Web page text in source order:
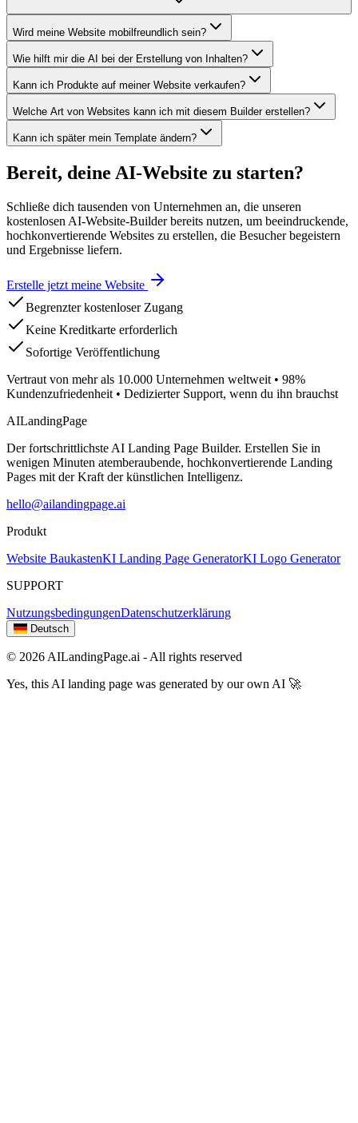
Wird meine Website mobilfreundlich sein?
Wie hilft mir die AI bei der Erstellung von Inhalten?
Kann ich Produkte auf meiner Website verkaufen?
Welche Art von Websites kann ich mit diesem Builder erstellen?
Kann ich später mein Template ändern?
Bereit, deine AI-Website zu starten?
Schließe dich tausenden von Unternehmen an, die unseren
kostenlosen AI-Website-Builder bereits nutzen, um beeindruckende,
hochkonvertierende Websites zu erstellen, die Besucher begeistern
und Ergebnisse liefern.
Erstelle jetzt meine Website
Begrenzter kostenloser Zugang
Keine Kreditkarte erforderlich
Sofortige Veröffentlichung
Vertraut von mehr als 10.000 Unternehmen weltweit • 98%
Kundenzufriedenheit • Dedizierter Support, wenn du ihn brauchst
AILandingPage
Der fortschrittlichste AI Landing Page Builder. Erstellen Sie in
wenigen Minuten atemberaubende, hochkonvertierende Landing
Pages mit der Kraft der künstlichen Intelligenz.
hello@ailandingpage.ai
Produkt
Website BaukastenKI Landing Page GeneratorKI Logo Generator
SUPPORT
NutzungsbedingungenDatenschutzerklärung
Deutsch
© 2026 AILandingPage.ai - All rights reserved
Yes, this AI landing page was generated by our own AI 🚀